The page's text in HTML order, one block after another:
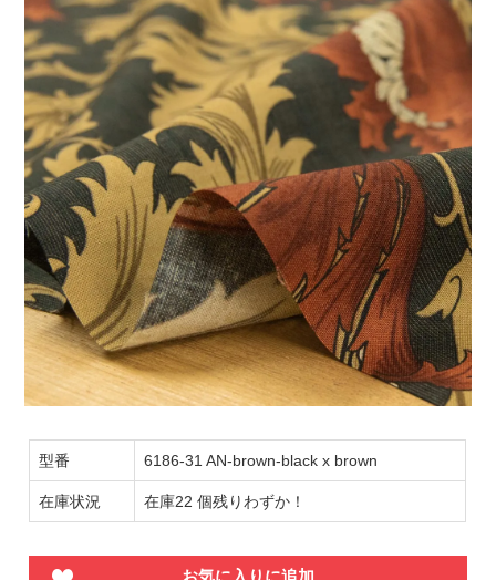
型番 6186-31 AN-brown-black x brown
在庫状況 在庫22 個残りわずか！